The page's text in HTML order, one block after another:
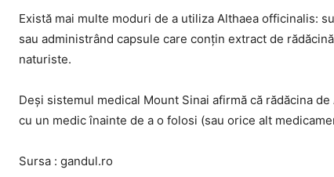
Există mai multe moduri de a utiliza Althaea officinalis:
sau administrând capsule care conțin extract de
naturiste.
Deși sistemul medical Mount Sinai afirmă că rădăcina
cu un medic înainte de a o folosi (sau orice alt
Sursa : gandul.ro